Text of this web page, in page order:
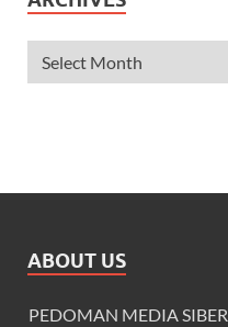
ABOUT US
PEDOMAN MEDIA SIBER